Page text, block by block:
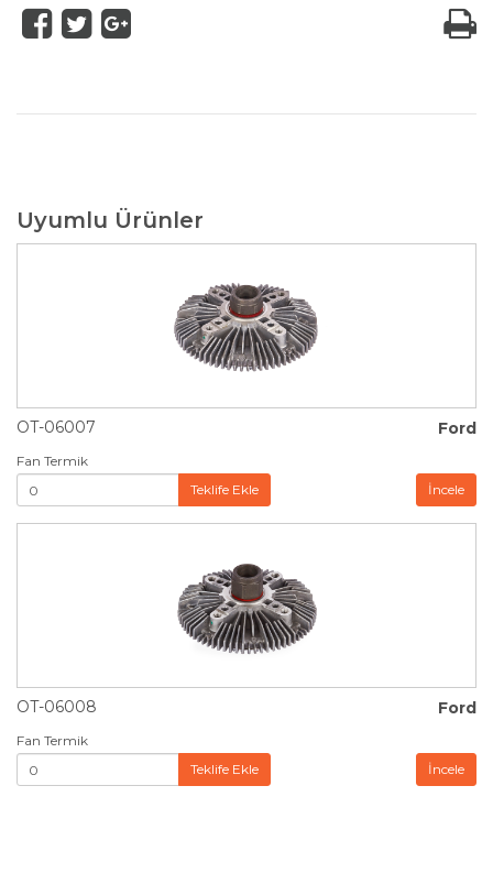
Uyumlu Ürünler
OT-06007 Ford
Fan Termik
Teklife Ekle
İncele
OT-06008 Ford
Fan Termik
Teklife Ekle
İncele